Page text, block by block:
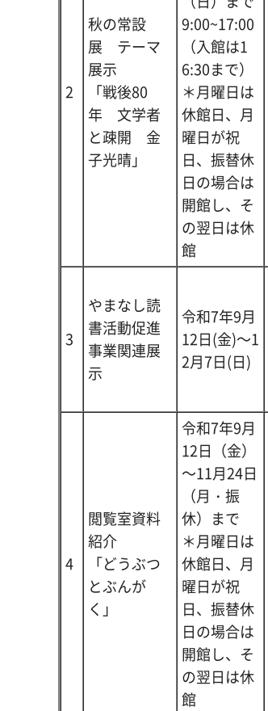
2
秋の常設
展 テーマ
展示
「戦後80
年 文学者
と疎開 金
子光晴」
9:00~17:00
（入館は1
6:30まで）
＊月曜日は
休館日、月
曜日が祝
日、振替休
日の場合は
開館し、そ
の翌日は休
館
3
やまなし読
書活動促進
事業関連展
示
令和7年9月
12日(金)～1
2月7日(日)
4
閲覧室資料
紹介
「どうぶつ
とぶんが
く」
令和7年9月
12日（金）
～11月24日
（月・振
休）まで
＊月曜日は
休館日、月
曜日が祝
日、振替休
日の場合は
開館し、そ
の翌日は休
館